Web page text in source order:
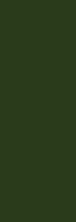
jam-